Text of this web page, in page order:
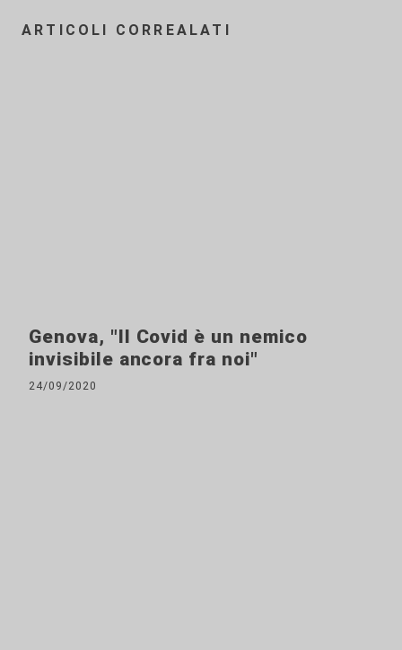
ARTICOLI CORREALATI
Genova, "Il Covid è un nemico
invisibile ancora fra noi"
24/09/2020